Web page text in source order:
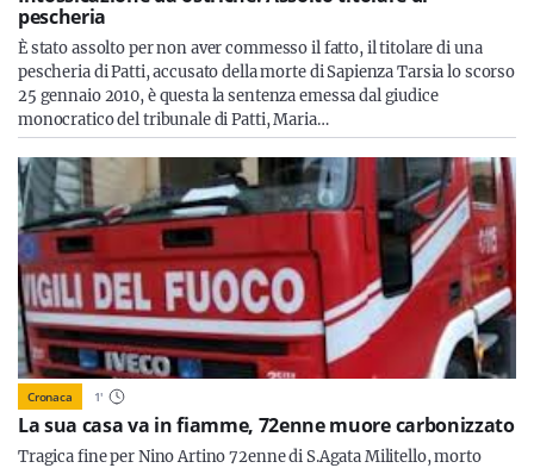
pescheria
È stato assolto per non aver commesso il fatto, il titolare di una
pescheria di Patti, accusato della morte di Sapienza Tarsia lo scorso
25 gennaio 2010, è questa la sentenza emessa dal giudice
monocratico del tribunale di Patti, Maria…
Cronaca 1'
La sua casa va in fiamme, 72enne muore carbonizzato
Tragica fine per Nino Artino 72enne di S.Agata Militello, morto